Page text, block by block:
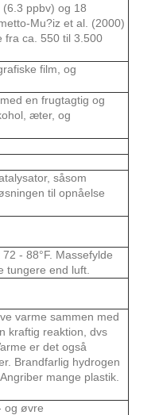
ppbv) og 18
Mu?iz et al. (2000)
fra ca. 550 til 3.500
film, og
en frugtagtig og
æter, og
såsom
til opnåelse
- 88°F. Massefylde
tungere end luft.
varme sammen med
kraftig reaktion, dvs
er det også
Brandfarlig hydrogen
mange plastik.
og øvre